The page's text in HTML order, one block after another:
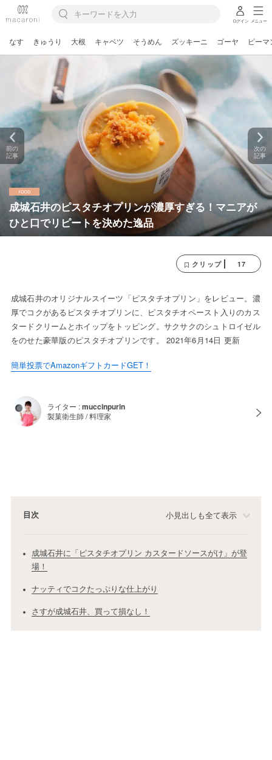
ログイン メニュー
なす きゅうり 大根 キャベツ そうめん ズッキーニ ゴーヤ ピーマ
成城石井のピスタチオプリンが濃厚すぎる！マニアが
ひと口でリピートを決めた逸品
前の
記事
次の
記事
クリップ 17
成城石井のオリジナルスイーツ「ピスタチオプリン」をレビュー。濃
厚でコクがあるピスタチオプリンに、ピスタチオペースト入りのカス
タードクリームとホイップをトッピング。サクサクのシュトロイゼル
をのせた豪華版のピスタチオプリンです。 2021年6月14日 更新
簡単投票でAmazonギフトカードGET！
ライター :muccinpurin
製菓衛生師 / 料理家
目次 小見出しも全て表示
成城石井に「ピスタチオプリン カスタードソースがけ」が登
場！
ナッティでコクたっぷりな仕上がり
さすが成城石井、買って損なし！